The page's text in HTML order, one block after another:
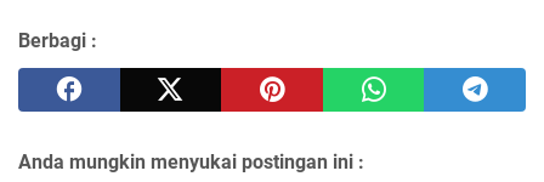
Berbagi :
Anda mungkin menyukai postingan ini :